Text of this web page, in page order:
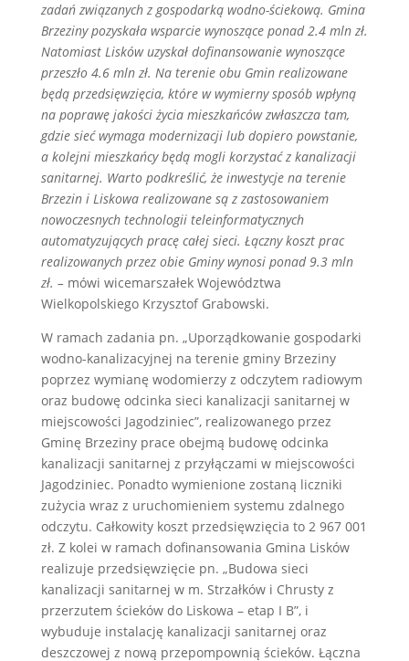
zadań związanych z gospodarką wodno-ściekową. Gmina
Brzeziny pozyskała wsparcie wynoszące ponad 2.4 mln zł.
Natomiast Lisków uzyskał dofinansowanie wynoszące
przeszło 4.6 mln zł. Na terenie obu Gmin realizowane
będą przedsięwzięcia, które w wymierny sposób wpłyną
na poprawę jakości życia mieszkańców zwłaszcza tam,
gdzie sieć wymaga modernizacji lub dopiero powstanie,
a kolejni mieszkańcy będą mogli korzystać z kanalizacji
sanitarnej. Warto podkreślić, że inwestycje na terenie
Brzezin i Liskowa realizowane są z zastosowaniem
nowoczesnych technologii teleinformatycznych
automatyzujących pracę całej sieci. Łączny koszt prac
realizowanych przez obie Gminy wynosi ponad 9.3 mln
zł. – mówi wicemarszałek Województwa
Wielkopolskiego Krzysztof Grabowski.
W ramach zadania pn. „Uporządkowanie gospodarki
wodno-kanalizacyjnej na terenie gminy Brzeziny
poprzez wymianę wodomierzy z odczytem radiowym
oraz budowę odcinka sieci kanalizacji sanitarnej w
miejscowości Jagodziniec”, realizowanego przez
Gminę Brzeziny prace obejmą budowę odcinka
kanalizacji sanitarnej z przyłączami w miejscowości
Jagodziniec. Ponadto wymienione zostaną liczniki
zużycia wraz z uruchomieniem systemu zdalnego
odczytu. Całkowity koszt przedsięwzięcia to 2 967 001
zł. Z kolei w ramach dofinansowania Gmina Lisków
realizuje przedsięwzięcie pn. „Budowa sieci
kanalizacji sanitarnej w m. Strzałków i Chrusty z
przerzutem ścieków do Liskowa – etap I B”, i
wybuduje instalację kanalizacji sanitarnej oraz
deszczowej z nową przepompownią ścieków. Łączna